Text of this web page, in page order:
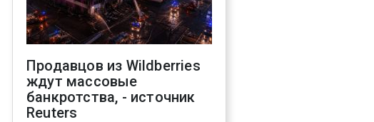
Продавцов из Wildberries
ждут массовые
банкротства, - источник
Reuters